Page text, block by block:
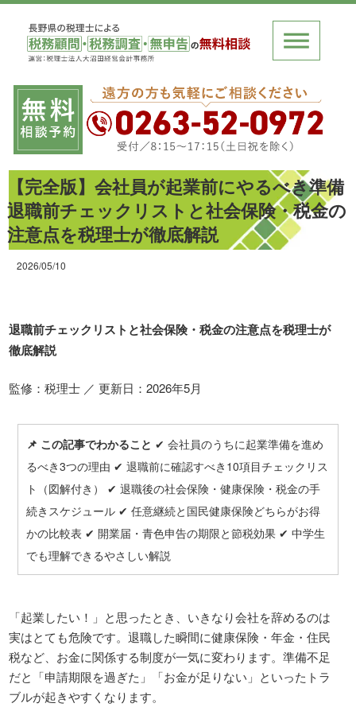
【完全版】会社員が起業前にやるべき準備
退職前チェックリストと社会保険・税金の
注意点を税理士が徹底解説
2026/05/10
退職前チェックリストと社会保険・税金の注意点を税理士が
徹底解説
監修：税理士 ／ 更新日：2026年5月
📌 この記事でわかること ✔ 会社員のうちに起業準備を進め
るべき3つの理由 ✔ 退職前に確認すべき10項目チェックリス
ト（図解付き） ✔ 退職後の社会保険・健康保険・税金の手
続きスケジュール ✔ 任意継続と国民健康保険どちらがお得
かの比較表 ✔ 開業届・青色申告の期限と節税効果 ✔ 中学生
でも理解できるやさしい解説
「起業したい！」と思ったとき、いきなり会社を辞めるのは
実はとても危険です。退職した瞬間に健康保険・年金・住民
税など、お金に関係する制度が一気に変わります。準備不足
だと「申請期限を過ぎた」「お金が足りない」といったトラ
ブルが起きやすくなります。